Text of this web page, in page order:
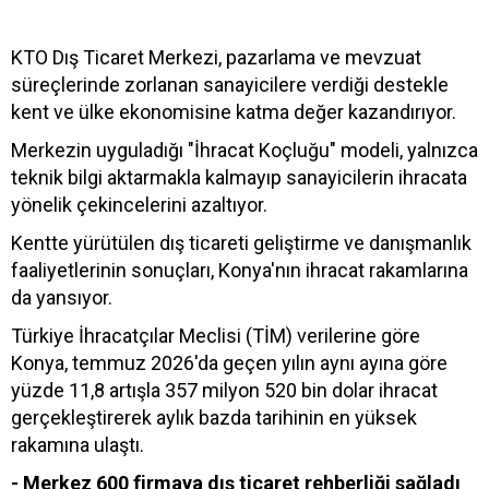
KTO Dış Ticaret Merkezi, pazarlama ve mevzuat
süreçlerinde zorlanan sanayicilere verdiği destekle
kent ve ülke ekonomisine katma değer kazandırıyor.
Merkezin uyguladığı "İhracat Koçluğu" modeli, yalnızca
teknik bilgi aktarmakla kalmayıp sanayicilerin ihracata
yönelik çekincelerini azaltıyor.
Kentte yürütülen dış ticareti geliştirme ve danışmanlık
faaliyetlerinin sonuçları, Konya'nın ihracat rakamlarına
da yansıyor.
Türkiye İhracatçılar Meclisi (TİM) verilerine göre
Konya, temmuz 2026'da geçen yılın aynı ayına göre
yüzde 11,8 artışla 357 milyon 520 bin dolar ihracat
gerçekleştirerek aylık bazda tarihinin en yüksek
rakamına ulaştı.
- Merkez 600 firmaya dış ticaret rehberliği sağladı